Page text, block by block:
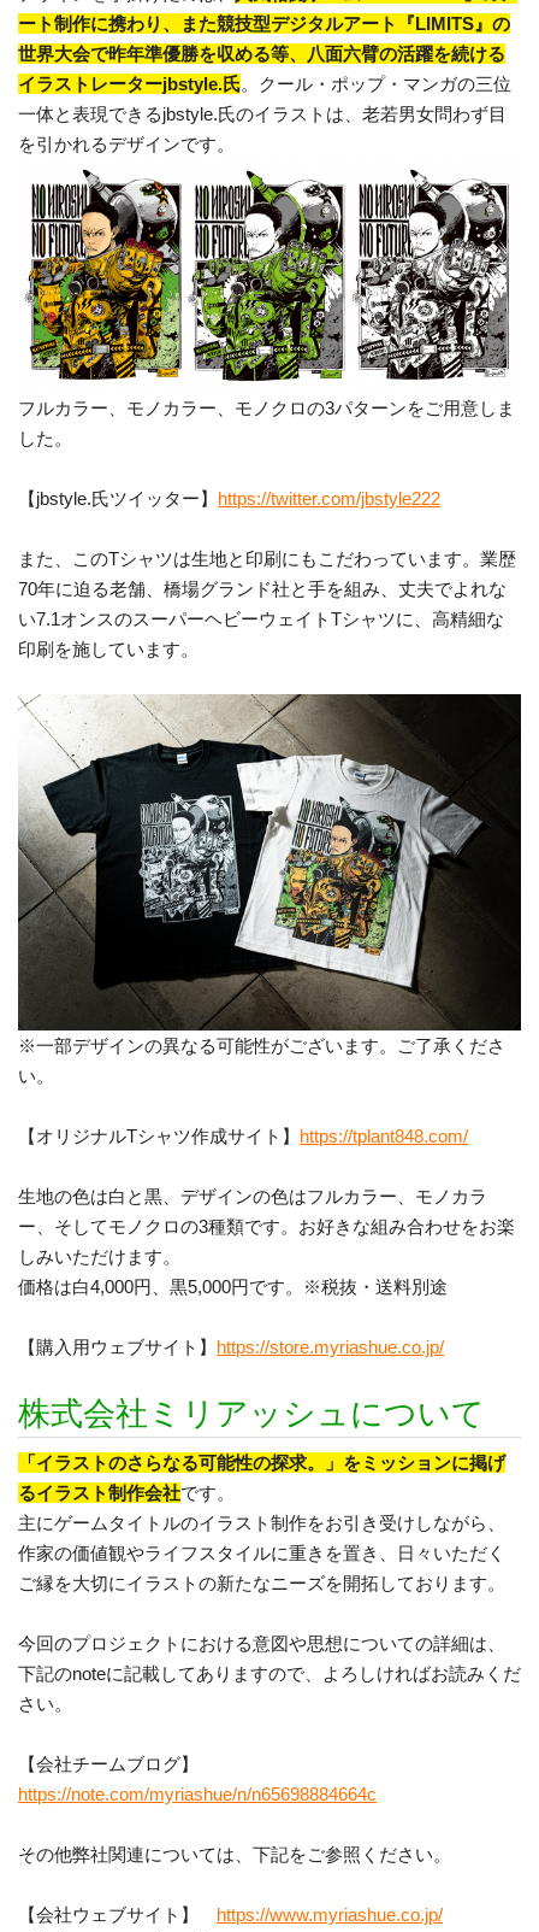
ート制作に携わり、また競技型デジタルアート『LIMITS』の
世界大会で昨年準優勝を収める等、八面六臂の活躍を続ける
イラストレーターjbstyle.氏。クール・ポップ・マンガの三位
一体と表現できるjbstyle.氏のイラストは、老若男女問わず目
を引かれるデザインです。
フルカラー、モノカラー、モノクロの3パターンをご用意しま
した。
【jbstyle.氏ツイッター】 https://twitter.com/jbstyle222
また、このTシャツは生地と印刷にもこだわっています。業歴
70年に迫る老舗、橋場グランド社と手を組み、丈夫でよれな
い7.1オンスのスーパーヘビーウェイトTシャツに、高精細な
印刷を施しています。
※一部デザインの異なる可能性がございます。ご了承くださ
い。
【オリジナルTシャツ作成サイト】 https://tplant848.com/
生地の色は白と黒、デザインの色はフルカラー、モノカラ
ー、そしてモノクロの3種類です。お好きな組み合わせをお楽
しみいただけます。
価格は白4,000円、黒5,000円です。※税抜・送料別途
【購入用ウェブサイト】 https://store.myriashue.co.jp/
株式会社ミリアッシュについて
「イラストのさらなる可能性の探求。」をミッションに掲げ
るイラスト制作会社です。
主にゲームタイトルのイラスト制作をお引き受けしながら、
作家の価値観やライフスタイルに重きを置き、日々いただく
ご縁を大切にイラストの新たなニーズを開拓しております。
今回のプロジェクトにおける意図や思想についての詳細は、
下記のnoteに記載してありますので、よろしければお読みくだ
さい。
【会社チームブログ】
https://note.com/myriashue/n/n65698884664c
その他弊社関連については、下記をご参照ください。
【会社ウェブサイト】 https://www.myriashue.co.jp/